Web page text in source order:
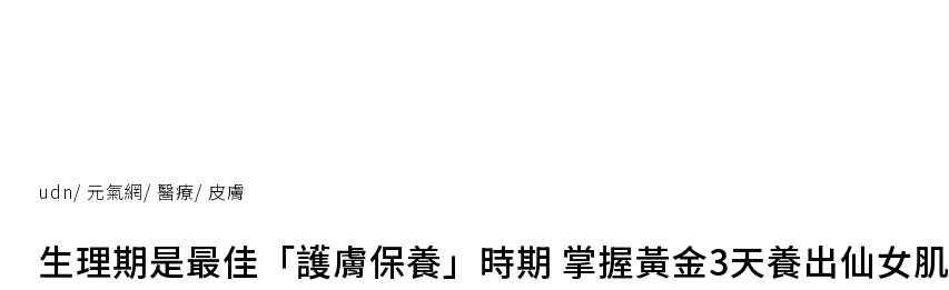
udn/ 元氣網/ 醫療/ 皮膚
生理期是最佳「護膚保養」時期 掌握黃金3天養出仙女肌